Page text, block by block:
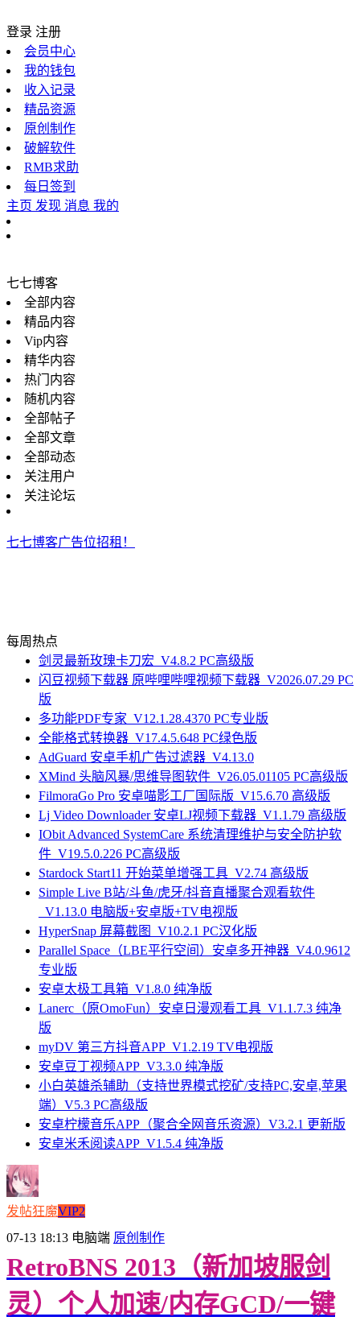
登录 注册
会员中心
我的钱包
收入记录
精品资源
原创制作
破解软件
RMB求助
每日签到
主页 发现 消息 我的
七七博客
全部内容
精品内容
Vip内容
精华内容
热门内容
随机内容
全部帖子
全部文章
全部动态
关注用户
关注论坛
七七博客广告位招租！
每周热点
剑灵最新玫瑰卡刀宏_V4.8.2 PC高级版
闪豆视频下载器 原哔哩哔哩视频下载器_V2026.07.29 PC
版
多功能PDF专家_V12.1.28.4370 PC专业版
全能格式转换器_V17.4.5.648 PC绿色版
AdGuard 安卓手机广告过滤器_V4.13.0
XMind 头脑风暴/思维导图软件_V26.05.01105 PC高级版
FilmoraGo Pro 安卓喵影工厂国际版_V15.6.70 高级版
Lj Video Downloader 安卓LJ视频下载器_V1.1.79 高级版
IObit Advanced SystemCare 系统清理维护与安全防护软
件_V19.5.0.226 PC高级版
Stardock Start11 开始菜单增强工具_V2.74 高级版
Simple Live B站/斗鱼/虎牙/抖音直播聚合观看软件
_V1.13.0 电脑版+安卓版+TV电视版
HyperSnap 屏幕截图_V10.2.1 PC汉化版
Parallel Space（LBE平行空间）安卓多开神器_V4.0.9612
专业版
安卓太极工具箱_V1.8.0 纯净版
Lanerc（原OmoFun）安卓日漫观看工具_V1.1.7.3 纯净
版
myDV 第三方抖音APP_V1.2.19 TV电视版
安卓豆丁视频APP_V3.3.0 纯净版
小白英雄杀辅助（支持世界模式挖矿/支持PC,安卓,苹果
端）V5.3 PC高级版
安卓柠檬音乐APP（聚合全网音乐资源）V3.2.1 更新版
安卓米禾阅读APP_V1.5.4 纯净版
发帖狂魔VIP2
07-13 18:13 电脑端 原创制作
RetroBNS 2013（新加坡服剑
灵）个人加速/内存GCD/一键